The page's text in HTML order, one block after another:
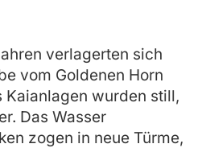
verlagerten sich
vom Goldenen Horn
Kaianlagen wurden still,
Das Wasser
zogen in neue Türme,